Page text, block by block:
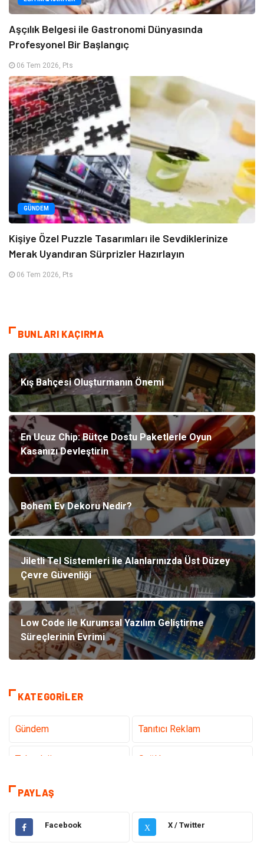
Aşçılık Belgesi ile Gastronomi Dünyasında
Profesyonel Bir Başlangıç
06 Tem 2026, Pts
GÜNDEM
Kişiye Özel Puzzle Tasarımları ile Sevdiklerinize
Merak Uyandıran Sürprizler Hazırlayın
06 Tem 2026, Pts
BUNLARI KAÇIRMA
Kış Bahçesi Oluşturmanın Önemi
En Ucuz Chip: Bütçe Dostu Paketlerle Oyun
Kasanızı Devleştirin
Bohem Ev Dekoru Nedir?
Jiletli Tel Sistemleri ile Alanlarınızda Üst Düzey
Çevre Güvenliği
Low Code ile Kurumsal Yazılım Geliştirme
Süreçlerinin Evrimi
KATEGORILER
Gündem Tanıtıcı Reklam
Teknoloji Sağlık
Dekorasyon
Gıda Elektrik Elektronik
PAYLAŞ
Facebook X X / Twitter